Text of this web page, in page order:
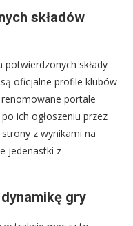
składów
składy
są oficjalne profile klubów
portale
ich ogłoszeniu przez
z wynikami na
jedenastki z
gry